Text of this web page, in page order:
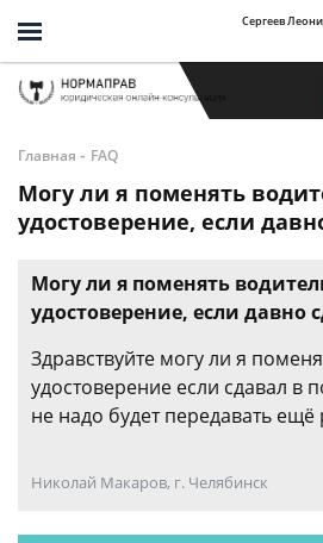
Сергеев
Главная - FAQ
Могу ли я поменять
удостоверение, если
Могу ли я поменять
удостоверение, если давно
Здравствуйте могу ли я
удостоверение если сдавал в
не надо будет передавать
Николай Макаров, г. Челябинск